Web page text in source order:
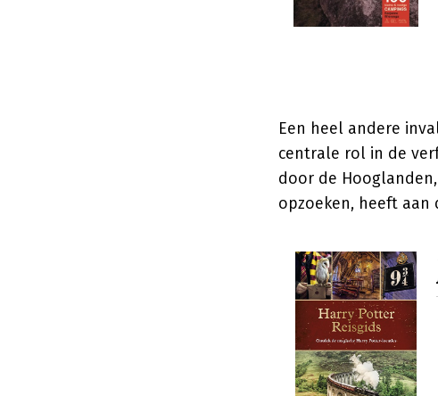
Een heel andere
centrale rol in de
door de
opzoeken, heeft aan